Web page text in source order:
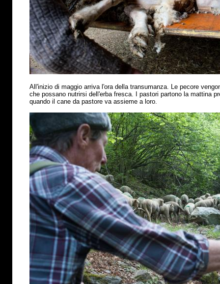
All'inizio di maggio arriva l'ora della transumanza. Le pecore
che possano nutrirsi dell'erba fresca. I pastori partono la mattina
quando il cane da pastore va assieme a loro.